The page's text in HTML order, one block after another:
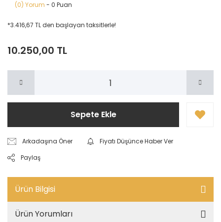
(0) Yorum - 0 Puan
*3.416,67 TL den başlayan taksitlerle!
10.250,00 TL
Sepete Ekle
Arkadaşına Öner
Fiyatı Düşünce Haber Ver
Paylaş
Ürün Bilgisi
Ürün Yorumları